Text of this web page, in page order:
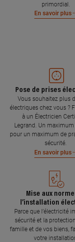
primordial.
En savoir plus
Pose de prises
Vous souhaitez plus
électriques chez vous ?
à un Électricien
Legrand. Un
pour un maximum de
sécurité.
En savoir plus
Mise aux
l’installation
Parce que l’électricité
sécurité et la
famille et de vos biens,
votre